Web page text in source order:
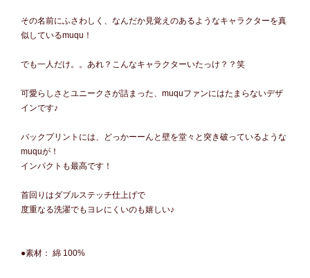
その名前にふさわしく、なんだか見覚えのあるようなキャラクターを真
似しているmuqu！
でも一人だけ。。あれ？こんなキャラクターいたっけ？？笑
可愛らしさとユニークさが詰まった、muquファンにはたまらないデザ
インです♪
バックプリントには、どっかーーんと壁を堂々と突き破っているような
muquが！
インパクトも最高です！
首回りはダブルステッチ仕上げで
度重なる洗濯でもヨレにくいのも嬉しい♪
●素材： 綿 100%